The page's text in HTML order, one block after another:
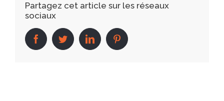
Partagez cet article sur les réseaux
sociaux
facebooktwitter linkedin pinterest